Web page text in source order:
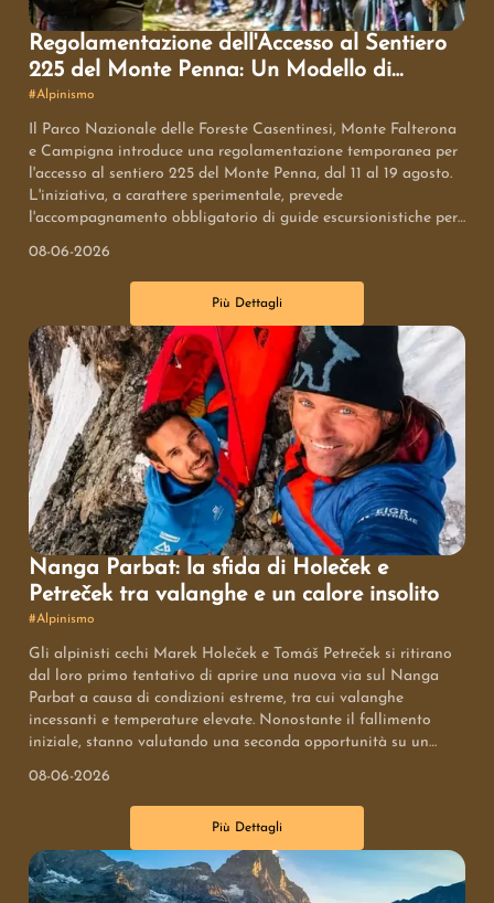
Regolamentazione dell'Accesso al Sentiero
225 del Monte Penna: Un Modello di
Gestione per la Tutela Ambientale
#Alpinismo
Il Parco Nazionale delle Foreste Casentinesi, Monte Falterona
e Campigna introduce una regolamentazione temporanea per
l'accesso al sentiero 225 del Monte Penna, dal 11 al 19 agosto.
L'iniziativa, a carattere sperimentale, prevede
l'accompagnamento obbligatorio di guide escursionistiche per
locale. L'obiettivo è bilanciare la fruizione pubblica con la
conservazione ambientale, fornendo un modello per la
gestione futura di aree ad alta frequentazione.
08-06-2026
Più Dettagli
Nanga Parbat: la sfida di Holeček e
Petreček tra valanghe e un calore insolito
#Alpinismo
Gli alpinisti cechi Marek Holeček e Tomáš Petreček si ritirano
dal loro primo tentativo di aprire una nuova via sul Nanga
Parbat a causa di condizioni estreme, tra cui valanghe
incessanti e temperature elevate. Nonostante il fallimento
iniziale, stanno valutando una seconda opportunità su un
08-06-2026
Più Dettagli